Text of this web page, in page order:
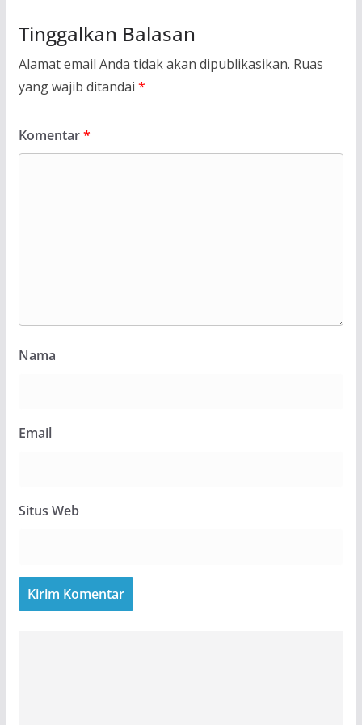
Tinggalkan Balasan
Alamat email Anda tidak akan dipublikasikan. Ruas
yang wajib ditandai *
Komentar*
Nama
Email
Situs Web